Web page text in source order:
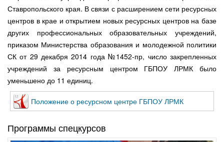
Ставропольского края. В связи с расширением сети ресурсных
центров в крае и открытием новых ресурсных центров на базе
других профессиональных образовательных учреждений,
приказом Министерства образования и молодежной политики
СК от 29 декабря 2014 года №1452-пр, число закрепленных
учреждений за ресурсным центром ГБПОУ ЛРМК было
уменьшено до 11 единиц.
Положение о ресурсном центре ГБПОУ ЛРМК
Программы спецкурсов